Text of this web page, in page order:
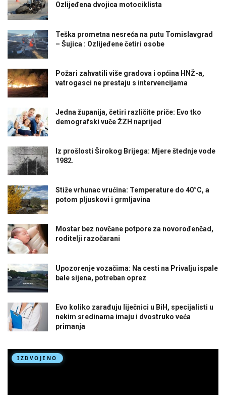
Ozlijeđena dvojica motociklista
Teška prometna nesreća na putu Tomislavgrad
– Šujica : Ozlijeđene četiri osobe
Požari zahvatili više gradova i općina HNŽ-a,
vatrogasci ne prestaju s intervencijama
Jedna županija, četiri različite priče: Evo tko
demografski vuče ŽZH naprijed
Iz prošlosti Širokog Brijega: Mjere štednje vode
1982.
Stiže vrhunac vrućina: Temperature do 40°C, a
potom pljuskovi i grmljavina
Mostar bez novčane potpore za novorođenčad,
roditelji razočarani
Upozorenje vozačima: Na cesti na Privalju ispale
bale sijena, potreban oprez
Evo koliko zarađuju liječnici u BiH, specijalisti u
nekim sredinama imaju i dvostruko veća
primanja